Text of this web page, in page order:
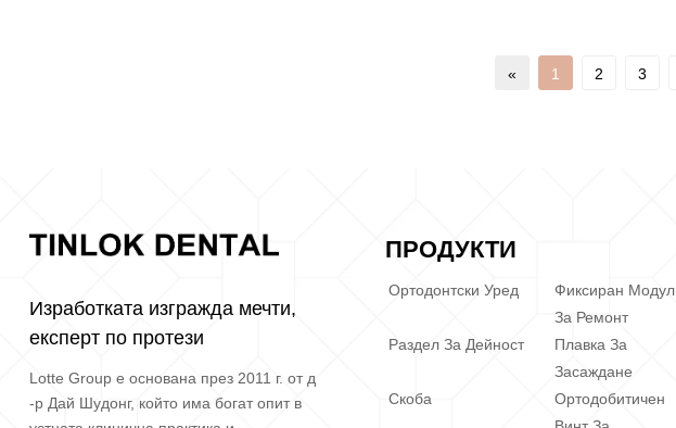
« 1 2 3
Изработката изгражда мечти,
експерт по протези
Lotte Group е основана през 2011 г. от д
-р Дай Шудонг, който има богат опит в
ПРОДУКТИ
Ортодонтски Уред
Фиксиран Модул
За Ремонт
Раздел За Дейност
Плавка За
Засаждане
Скоба
Ортодобитичен